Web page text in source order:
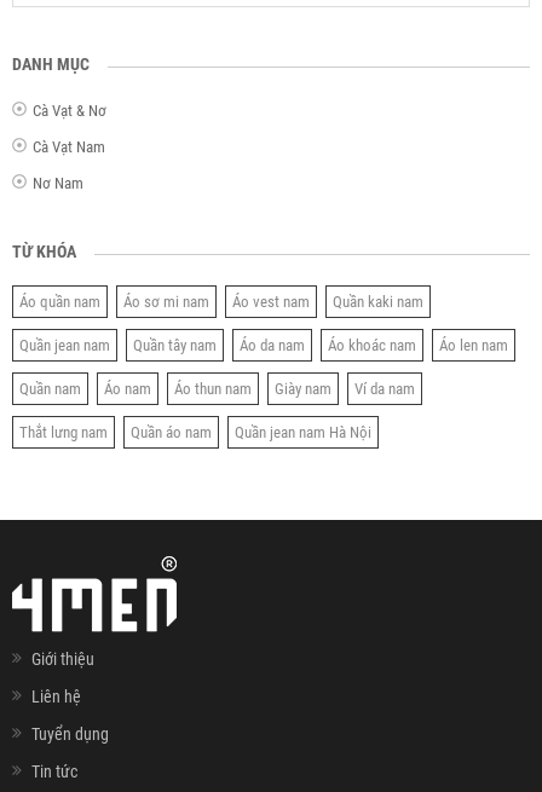
DANH MỤC
Cà Vạt & Nơ
Cà Vạt Nam
Nơ Nam
TỪ KHÓA
Áo quần nam Áo sơ mi nam Áo vest nam Quần kaki nam
Quần jean nam Quần tây nam Áo da nam Áo khoác nam Áo len nam
Quần nam Áo nam Áo thun nam Giày nam Ví da nam
Thắt lưng nam Quần áo nam Quần jean nam Hà Nội
Giới thiệu
Liên hệ
Tuyển dụng
Tin tức